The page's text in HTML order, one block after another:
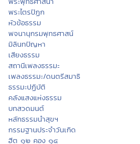
พระไตรปิฏก
หัวข้อธรรม
พจนานุกรมพุทธศาสน์
มิลินทปัญหา
เสียงธรรม
สถานีเพลงธรรมะ
เพลงธรรมะ/ดนตรีสมาธิ
ธรรมะปฏิบัติ
คลังแสงแห่งธรรม
บทสวดมนต์
หลักธรรมนำสุขฯ
กรรมฐานประจำวันเกิด
ฮีต ๑๒ คอง ๑๔